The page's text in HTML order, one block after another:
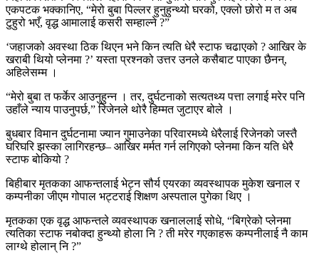
एकपटक भक्कानिए, “मेरो बुबा पिल्लर हुनुहुन्थ्यो घरको, एक्लो छोरो म त अब
टुहुरो भएँ, वृद्ध आमालाई कसरी सम्हाल्ने ?”
‘जहाजको अवस्था ठिक थिएन भने किन त्यति धेरै स्टाफ चढाएको ? आखिर के
खराबी थियो प्लेनमा ?’ यस्ता प्रश्नको उत्तर उनले कसैबाट पाएका छैनन्,
अहिलेसम्म ।
“मेरो बुबा त फर्केर आउनुहुन्न । तर, दुर्घटनाको सत्यतथ्य पत्ता लगाई मरेर पनि
उहाँले न्याय पाउनुपर्छ,” रिजेनले थोरै हिम्मत जुटाएर बोले ।
बुधबार विमान दुर्घटनामा ज्यान गुमाउनेका परिवारमध्ये धेरैलाई रिजेनको जस्तै
घरिघरि झस्का लागिरहन्छ– आखिर मर्मत गर्न लगिएको प्लेनमा किन यति धेरै
स्टाफ बोकियो ?
बिहीबार मृतकका आफन्तलाई भेट्न सौर्य एयरका व्यवस्थापक मुकेश खनाल र
कम्पनीका जीएम गोपाल भट्टराई शिक्षण अस्पताल पुगेका थिए ।
मृतकका एक वृद्ध आफन्तले व्यवस्थापक खनाललाई सोधे, “बिग्रेको प्लेनमा
त्यतिका स्टाफ नबोक्दा हुन्थ्यो होला नि ? ती मरेर गएकाहरू कम्पनीलाई नै काम
लाग्थे होलान् नि ?”